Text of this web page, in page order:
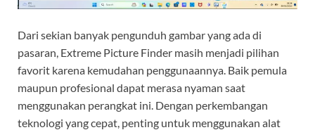
Dari sekian banyak pengunduh gambar yang ada di
pasaran, Extreme Picture Finder masih menjadi pilihan
favorit karena kemudahan penggunaannya. Baik pemula
maupun profesional dapat merasa nyaman saat
menggunakan perangkat ini. Dengan perkembangan
teknologi yang cepat, penting untuk menggunakan alat